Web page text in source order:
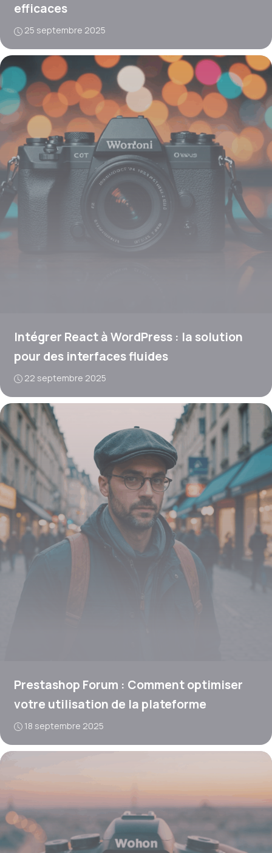
efficaces
25 septembre 2025
Intégrer React à WordPress : la solution
pour des interfaces fluides
22 septembre 2025
Prestashop Forum : Comment optimiser
votre utilisation de la plateforme
18 septembre 2025